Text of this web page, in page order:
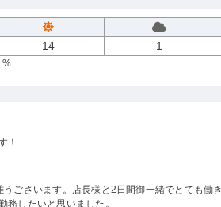
14 1
！
うございます。店長様と2日間御一緒でとても働
務したいと思いました。